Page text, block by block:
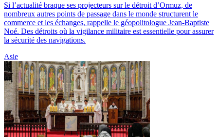
Si l’actualité braque ses projecteurs sur le détroit d’Ormuz, de
nombreux autres points de passage dans le monde structurent le
commerce et les échanges, rappelle le géopolitologue Jean-Baptiste
Noé. Des détroits où la vigilance militaire est essentielle pour assurer
la sécurité des navigations.
Asie